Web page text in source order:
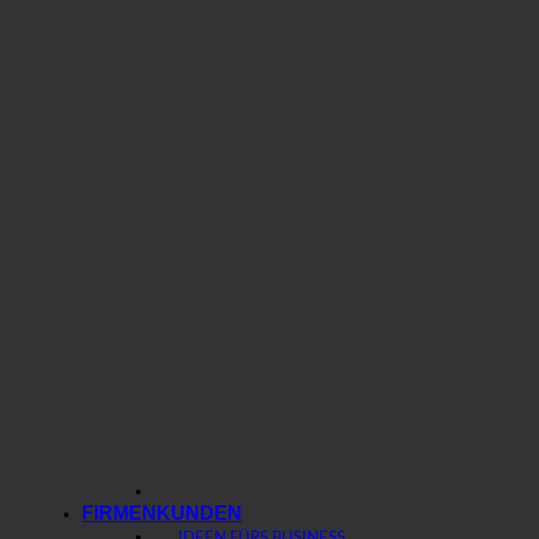
FIRMENKUNDEN